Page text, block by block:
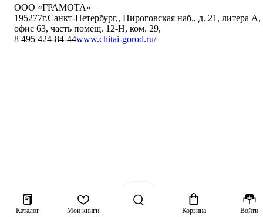
Каталог Мои книги Корзина Войти
ООО «ГРАМОТА»
195277г.Санкт-Петербург,, Пироговская наб., д. 21, литера А,
офис 63, часть помещ. 12-Н, ком. 29,
8 495 424-84-44www.chitai-gorod.ru/